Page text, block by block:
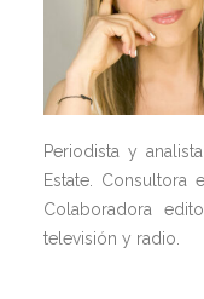
Periodista y
Estate. Consultora
Colaboradora
televisión y radio.